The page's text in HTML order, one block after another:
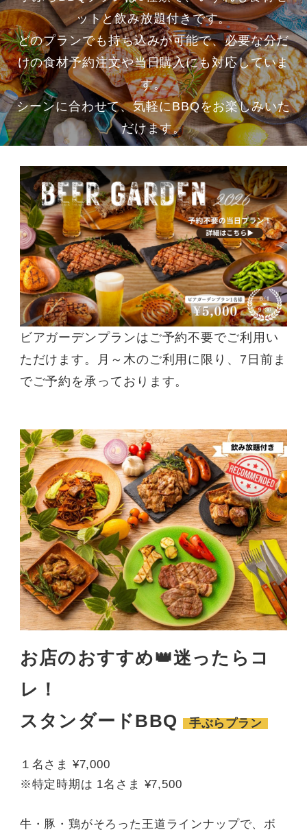
ットと飲み放題付きです。
どのプランでも持ち込みが可能で、必要な分だ
けの食材予約注文や当日購入にも対応していま
す。
シーンに合わせて、気軽にBBQをお楽しみいた
だけます。
ビアガーデンプランはご予約不要でご利用い
ただけます。月～木のご利用に限り、7日前ま
でご予約を承っております。
お店のおすすめ👑迷ったらコ
レ！
スタンダードBBQ 手ぶらプラン
１名さま ¥7,000
※特定時期は 1名さま ¥7,500
牛・豚・鶏がそろった王道ラインナップで、ボ